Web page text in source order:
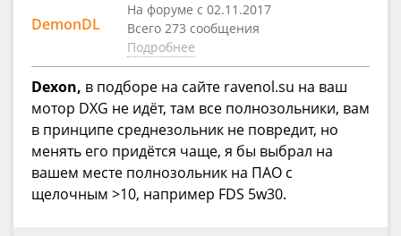
DemonDL
На форуме с 02.11.2017
Всего 273 сообщения
Подробнее
Dexon, в подборе на сайте ravenol.su на ваш
мотор DXG не идёт, там все полнозольники, вам
в принципе среднезольник не повредит, но
менять его придётся чаще, я бы выбрал на
вашем месте полнозольник на ПАО с
щелочным >10, например FDS 5w30.